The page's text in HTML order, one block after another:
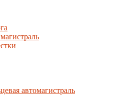
автомагистраль